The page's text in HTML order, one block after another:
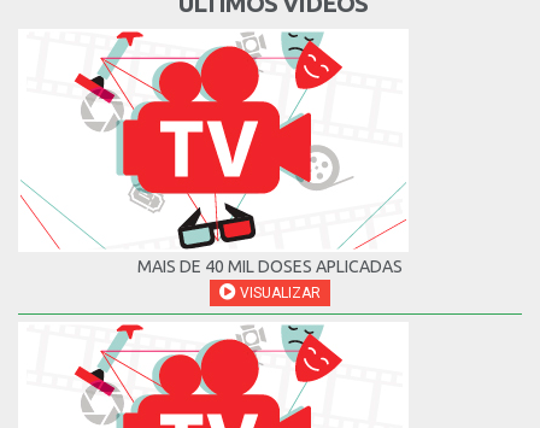
MAIS DE 40 MIL DOSES APLICADAS
VISUALIZAR